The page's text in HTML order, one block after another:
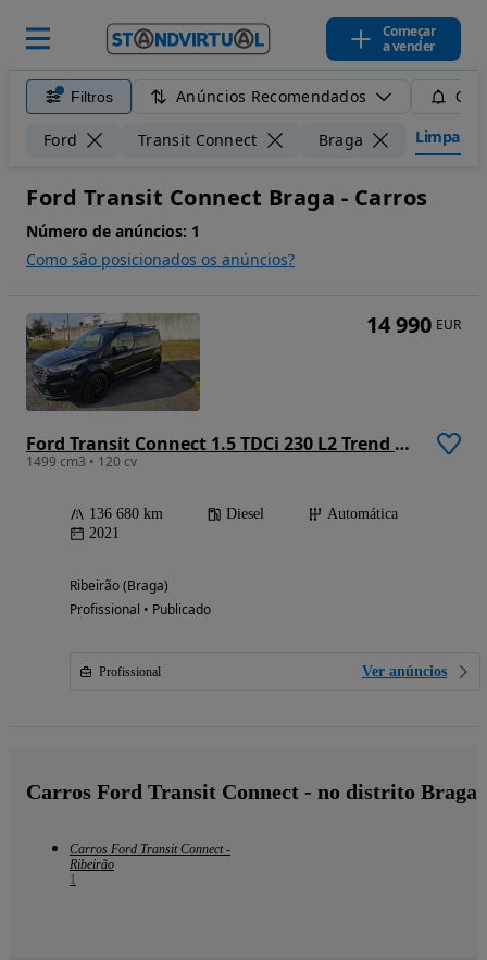
Começar
a vender
Filtros Anúncios Recomendados
Ford Transit Connect Braga Limpar
Ford Transit Connect Braga - Carros
Número de anúncios: 1
Como são posicionados os anúncios?
Ford Transit Connect 1.5 TDCi 230 L2 Trend Aut.
1499 cm3 • 120 cv
136 680 km Diesel
Automática
2021
Ribeirão (Braga)
Profissional • Publicado
Profissional Ver anúncios
14 990 EUR
Carros Ford Transit Connect - no distrito Braga
Carros Ford Transit Connect -
Ribeirão
1